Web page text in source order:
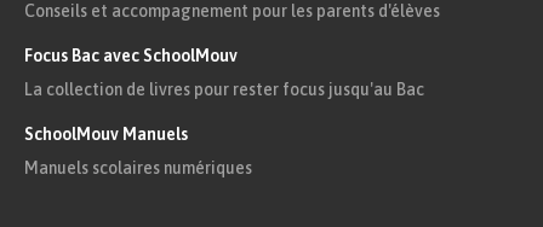
Conseils et accompagnement pour les parents d'élèves
Focus Bac avec SchoolMouv
La collection de livres pour rester focus jusqu'au Bac
SchoolMouv Manuels
Manuels scolaires numériques